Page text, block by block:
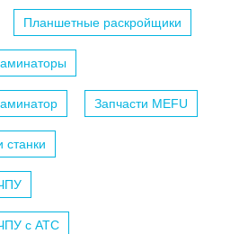
Планшетные раскройщики
Запчасти MEFU
c АТС